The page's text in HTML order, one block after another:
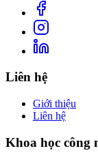
Liên hệ
Giới thiệu
Liên hệ
Khoa học công